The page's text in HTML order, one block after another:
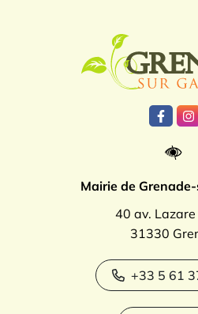
Lien
Mairie de
40 av.
31330
+33 5 61